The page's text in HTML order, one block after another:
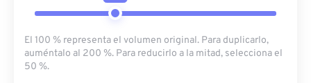
El 100 % representa el volumen original. Para duplicarlo,
auméntalo al 200 %. Para reducirlo a la mitad, selecciona el
50 %.